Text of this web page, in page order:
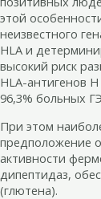
этой
неизвестного
HLA и
высокий риск
HLA-антигенов
96,3% больных
При этом
предположение
активности
дипептидаз,
(глютена).